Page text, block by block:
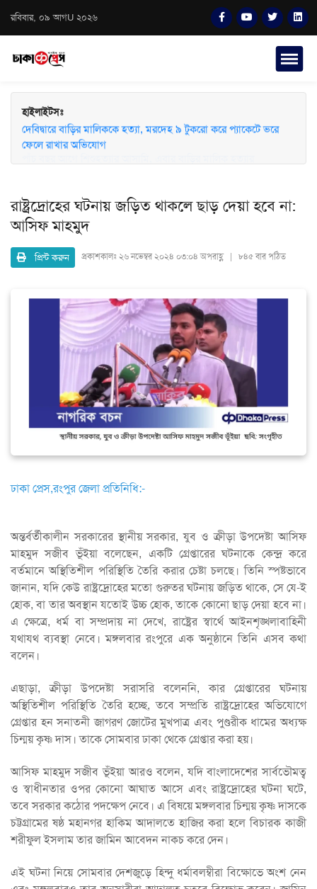
রবিবার, ০৯ আগU ২০২৬
হাইলাইটসঃ
দেবিদ্বারে বাড়ির মালিককে হত্যা, মরদেহ ৯ টুকরো করে প্যাকেটে ভরে
ফেলে রাখার অভিযোগ
রাষ্ট্রদ্রোহের ঘটনায় জড়িত থাকলে ছাড় দেয়া হবে না:
আসিফ মাহমুদ
প্রিন্ট করুন প্রকাশকালঃ ২৬ নভেম্বর ২০২৪ ০৩:০৪ অপরাহ্ণ | ৮৪৫ বার পঠিত
ঢাকা প্রেস,রংপুর জেলা প্রতিনিধি:-
অন্তর্বর্তীকালীন সরকারের স্থানীয় সরকার, যুব ও ক্রীড়া উপদেষ্টা আসিফ
মাহমুদ সজীব ভূঁইয়া বলেছেন, একটি গ্রেপ্তারের ঘটনাকে কেন্দ্র করে
বর্তমানে অস্থিতিশীল পরিস্থিতি তৈরি করার চেষ্টা চলছে। তিনি স্পষ্টভাবে
জানান, যদি কেউ রাষ্ট্রদ্রোহের মতো গুরুতর ঘটনায় জড়িত থাকে, সে যে-ই
হোক, বা তার অবস্থান যতোই উচ্চ হোক, তাকে কোনো ছাড় দেয়া হবে না।
এ ক্ষেত্রে, ধর্ম বা সম্প্রদায় না দেখে, রাষ্ট্রের স্বার্থে আইনশৃঙ্খলাবাহিনী
যথাযথ ব্যবস্থা নেবে। মঙ্গলবার রংপুরে এক অনুষ্ঠানে তিনি এসব কথা
বলেন।
এছাড়া, ক্রীড়া উপদেষ্টা সরাসরি বলেননি, কার গ্রেপ্তারের ঘটনায়
অস্থিতিশীল পরিস্থিতি তৈরি হচ্ছে, তবে সম্প্রতি রাষ্ট্রদ্রোহের অভিযোগে
গ্রেপ্তার হন সনাতনী জাগরণ জোটের মুখপাত্র এবং পুণ্ডরীক ধামের অধ্যক্ষ
চিন্ময় কৃষ্ণ দাস। তাকে সোমবার ঢাকা থেকে গ্রেপ্তার করা হয়।
আসিফ মাহমুদ সজীব ভূঁইয়া আরও বলেন, যদি বাংলাদেশের সার্বভৌমত্ব
ও স্বাধীনতার ওপর কোনো আঘাত আসে এবং রাষ্ট্রদ্রোহের ঘটনা ঘটে,
তবে সরকার কঠোর পদক্ষেপ নেবে। এ বিষয়ে মঙ্গলবার চিন্ময় কৃষ্ণ দাসকে
চট্টগ্রামের ষষ্ঠ মহানগর হাকিম আদালতে হাজির করা হলে বিচারক কাজী
শরীফুল ইসলাম তার জামিন আবেদন নাকচ করে দেন।
এই ঘটনা নিয়ে সোমবার দেশজুড়ে হিন্দু ধর্মাবলম্বীরা বিক্ষোভে অংশ নেন